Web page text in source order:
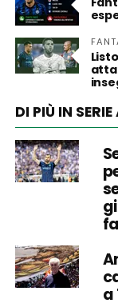
DI PIÙ IN SERIE
a